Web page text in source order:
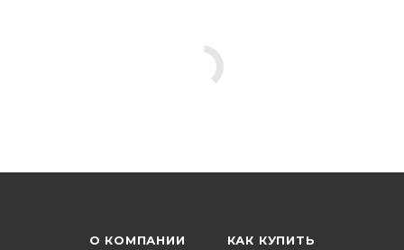
О КОМПАНИИ КАК КУПИТЬ